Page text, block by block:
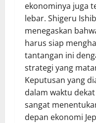
ekonominya juga
lebar. Shigeru
menegaskan
harus siap
tantangan ini
strategi yang
Keputusan yang
dalam waktu
sangat
depan ekonomi